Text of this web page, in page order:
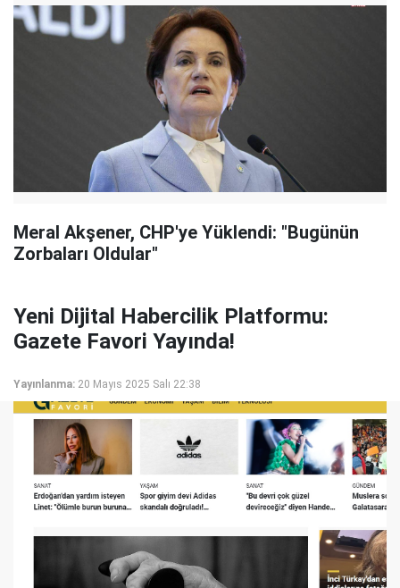
Meral Akşener, CHP'ye Yüklendi: "Bugünün
Zorbaları Oldular"
Yeni Dijital Habercilik Platformu:
Gazete Favori Yayında!
Yayınlanma: 20 Mayıs 2025 Salı 22:38